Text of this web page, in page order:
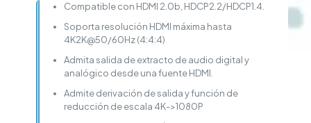
Compatible con HDMI 2.0b, HDCP2.2/HDCP1.4.
Soporta resolución HDMI máxima hasta
4K2K@50/60Hz (4:4:4)
Admita salida de extracto de audio digital y
analógico desde una fuente HDMI.
Admite derivación de salida y función de
reducción de escala 4K->1080P